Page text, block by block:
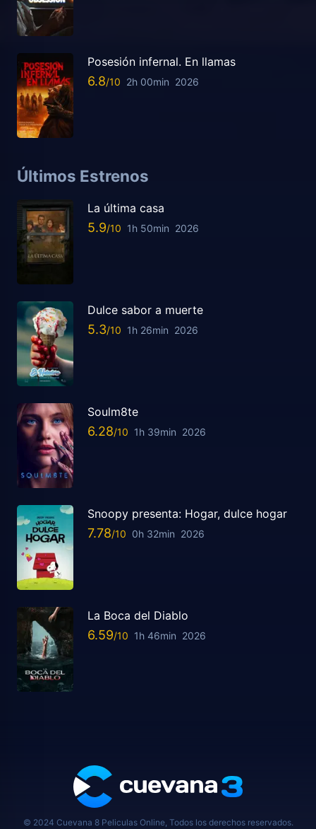
Posesión infernal. En llamas
6.8 2h 00min 2026
Últimos Estrenos
La última casa
5.9 1h 50min 2026
Dulce sabor a muerte
5.3 1h 26min 2026
Soulm8te
6.28 1h 39min 2026
Snoopy presenta: Hogar, dulce hogar
7.78 0h 32min 2026
La Boca del Diablo
6.59 1h 46min 2026
© 2024 Cuevana 8 Peliculas Online, Todos los derechos reservados.